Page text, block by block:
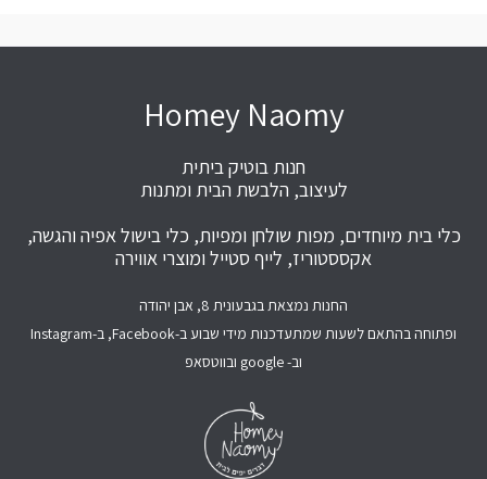
Homey Naomy
חנות בוטיק ביתית
לעיצוב, הלבשת הבית ומתנות
כלי בית מיוחדים, מפות שולחן ומפיות, כלי בישול אפיה והגשה,
אקססטוריז, לייף סטייל ומוצרי אווירה
החנות נמצאת בגבעונית 8, אבן יהודה
ופתוחה בהתאם לשעות שמתעדכנות מידי שבוע ב-Facebook, ב-Instagram
וב- google ובווטסאפ